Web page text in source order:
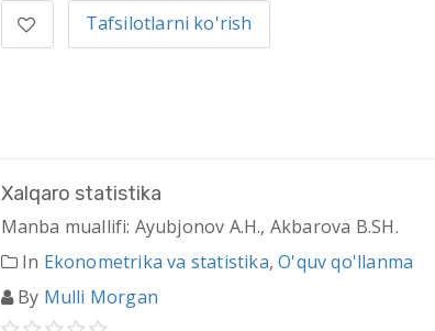
Tafsilotlarni ko'rish
Xalqaro statistika
Manba muallifi: Ayubjonov A.H., Akbarova B.SH.
In Ekonometrika va statistika,O'quv qo'llanma
By Mulli Morgan